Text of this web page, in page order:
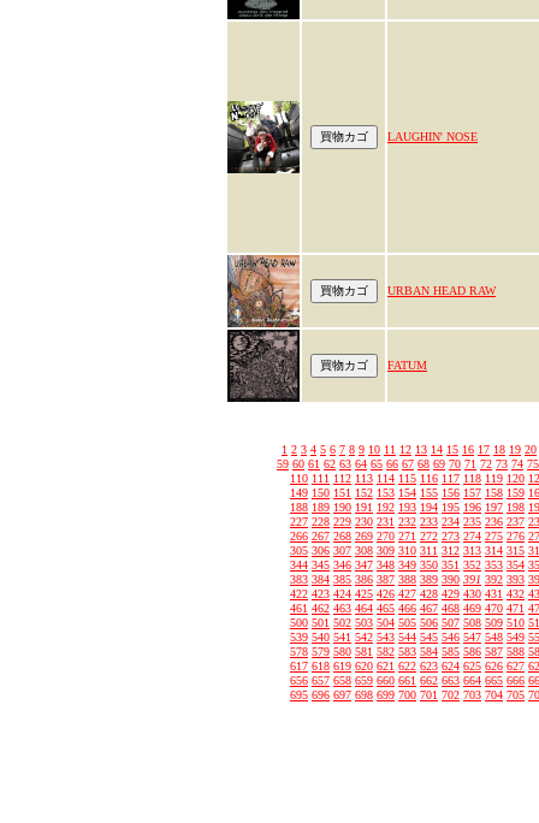
LAUGHIN' NOSE
URBAN HEAD RAW
FATUM
1 2 3 4 5 6 7 8 9 10 11 12 13 14 15 16 17 18 19 20
59 60 61 62 63 64 65 66 67 68 69 70 71 72 73 74 75
110 111 112 113 114 115 116 117 118 119 120
149 150 151 152 153 154 155 156 157 158 159
188 189 190 191 192 193 194 195 196 197 198
227 228 229 230 231 232 233 234 235 236 237
266 267 268 269 270 271 272 273 274 275 276
305 306 307 308 309 310 311 312 313 314 315
344 345 346 347 348 349 350 351 352 353 354
383 384 385 386 387 388 389 390 391 392 393
422 423 424 425 426 427 428 429 430 431 432
461 462 463 464 465 466 467 468 469 470 471
500 501 502 503 504 505 506 507 508 509 510
539 540 541 542 543 544 545 546 547 548 549
578 579 580 581 582 583 584 585 586 587 588
617 618 619 620 621 622 623 624 625 626 627
656 657 658 659 660 661 662 663 664 665 666
695 696 697 698 699 700 701 702 703 704 705